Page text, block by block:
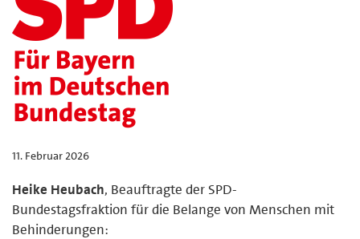
11. Februar 2026
Heike Heubach, Beauftragte der SPD-
Bundestagsfraktion für die Belange von Menschen mit
Behinderungen: